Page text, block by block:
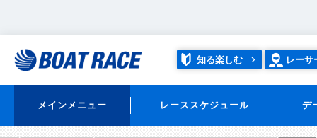
知る楽しむ レーサ
メインメニュー レーススケジュール デ